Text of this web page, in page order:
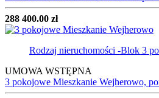
288 400.00 zł
Rodzaj nieruchomości -Blok 3
UMOWA WSTĘPNA
3 pokojowe Mieszkanie Wejherowo,